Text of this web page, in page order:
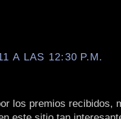
A LAS 12:30 P.M.
los premios recibidos,